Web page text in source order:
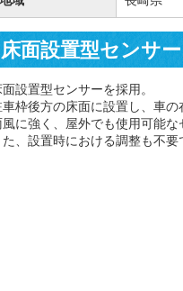
床面設置型センサー
面設置型センサーを採用。
車枠後方の床面に設置し、車の
風に強く、屋外でも使用可能な
た、設置時における調整も不要